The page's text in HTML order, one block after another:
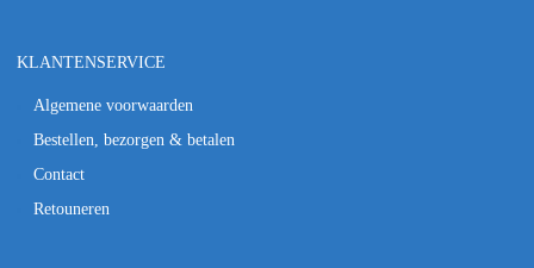
KLANTENSERVICE
Algemene voorwaarden
Bestellen, bezorgen & betalen
Contact
Retouneren